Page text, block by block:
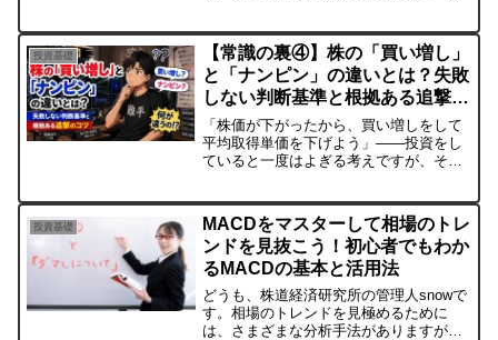
か？僕も昔はそうでした。「俺はテクニ
カル派で生きる！」と心に...
投資基礎
【常識の裏④】株の「買い増し」
と「ナンピン」の違いとは？失敗
しない判断基準と根拠ある追撃の
コツ
「株価が下がったから、買い増しをして
平均取得単価を下げよう」——投資をし
ていると一度はよぎる考えですが、その
単なる「ナンピン」を混同しています。
この違いを理解しないまま...
投資基礎
MACDをマスターして相場のトレ
ンドを見抜こう！初心者でもわか
るMACDの基本と活用法
どうも、株道経済研究所の管理人snowで
す。相場のトレンドを見極めるために
は、さまざまな分析手法がありますが、